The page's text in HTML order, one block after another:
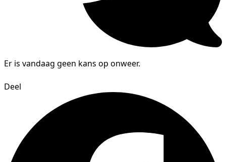
Er is vandaag geen kans op onweer.
Deel